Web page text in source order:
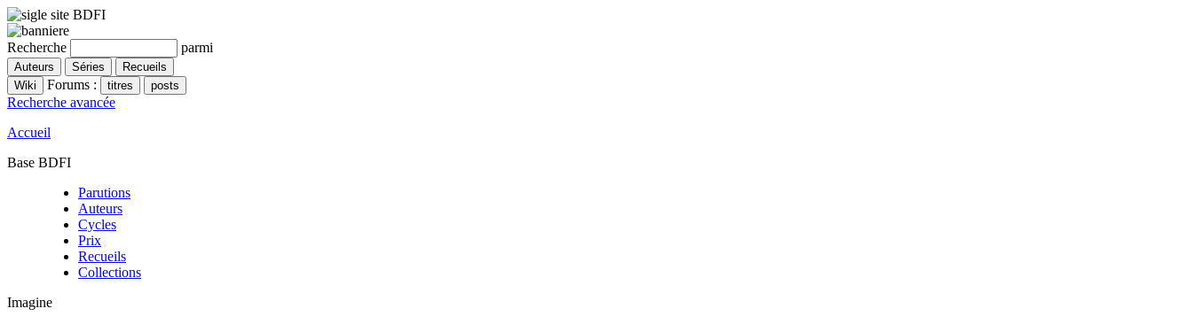
Recherche parmi
Forums :
Recherche avancée
Accueil
Base BDFI
Parutions
Auteurs
Cycles
Prix
Recueils
Collections
Imagine